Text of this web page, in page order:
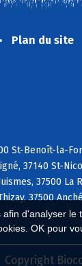
d'analyser le
OK pour
Plan du site
St-Benoît-la-
37140 St-
37500
37500
Copyright